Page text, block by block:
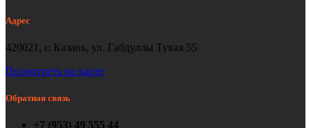
Адрес
420021, г. Казань, ул. Габдуллы Тукая 55
Посмотреть на карте
Обратная связь
+7 (953) 49 555 44